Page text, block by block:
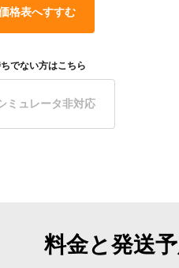
格表へすすむ
でない方はこちら
ミュレータ非対応
料金と発送